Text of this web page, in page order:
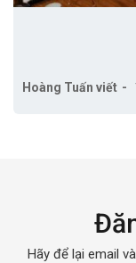
Hoàng Tuấn viết
Hãy để lại email